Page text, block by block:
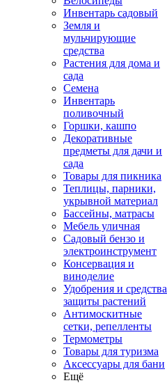
Инвентарь садовый
Земля и
мульчирующие
средства
Растения для дома и
сада
Семена
Инвентарь
поливочный
Горшки, кашпо
Декоративные
предметы для дачи и
сада
Товары для пикника
Теплицы, парники,
укрывной материал
Бассейны, матрасы
Мебель уличная
Садовый бензо и
электроинструмент
Консервация и
виноделие
Удобрения и средства
защиты растений
Антимоскитные
сетки, репелленты
Термометры
Товары для туризма
Аксессуары для бани
Ещё